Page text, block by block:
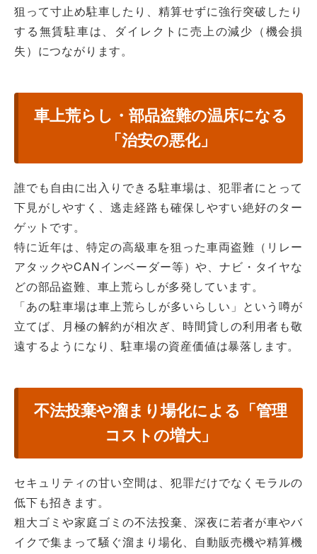
狙って寸止め駐車したり、精算せずに強行突破したり
する無賃駐車は、ダイレクトに売上の減少（機会損
失）につながります。
車上荒らし・部品盗難の温床になる
「治安の悪化」
誰でも自由に出入りできる駐車場は、犯罪者にとって
下見がしやすく、逃走経路も確保しやすい絶好のター
ゲットです。
特に近年は、特定の高級車を狙った車両盗難（リレー
アタックやCANインベーダー等）や、ナビ・タイヤな
どの部品盗難、車上荒らしが多発しています。
「あの駐車場は車上荒らしが多いらしい」という噂が
立てば、月極の解約が相次ぎ、時間貸しの利用者も敬
遠するようになり、駐車場の資産価値は暴落します。
不法投棄や溜まり場化による「管理
コストの増大」
セキュリティの甘い空間は、犯罪だけでなくモラルの
低下も招きます。
粗大ゴミや家庭ゴミの不法投棄、深夜に若者が車やバ
イクで集まって騒ぐ溜まり場化、自動販売機や精算機